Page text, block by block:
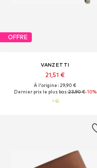
OFFRE
VANZETTI
21,51 €
À l'origine : 29,90 €
Dernier prix le plus bas :23,90 €-10%